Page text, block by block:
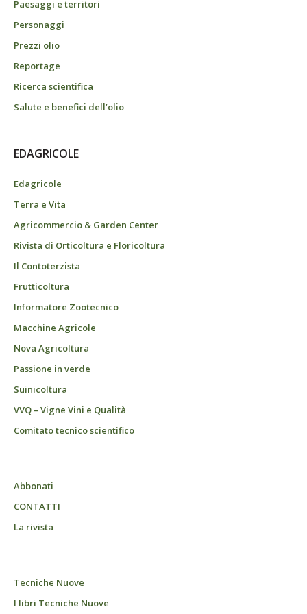
Paesaggi e territori
Personaggi
Prezzi olio
Reportage
Ricerca scientifica
Salute e benefici dell’olio
EDAGRICOLE
Edagricole
Terra e Vita
Agricommercio & Garden Center
Rivista di Orticoltura e Floricoltura
Il Contoterzista
Frutticoltura
Informatore Zootecnico
Macchine Agricole
Nova Agricoltura
Passione in verde
Suinicoltura
VVQ – Vigne Vini e Qualità
Comitato tecnico scientifico
Abbonati
CONTATTI
La rivista
Tecniche Nuove
I libri Tecniche Nuove